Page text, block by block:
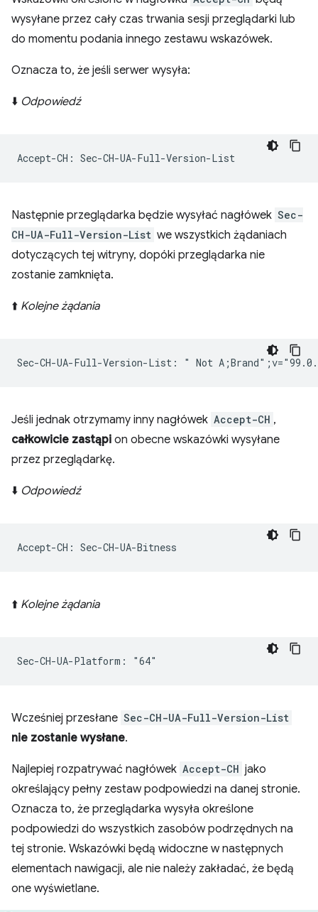
wysyłane przez cały czas trwania sesji przeglądarki lub
do momentu podania innego zestawu wskazówek.
Oznacza to, że jeśli serwer wysyła:
⬇️ Odpowiedź
Następnie przeglądarka będzie wysyłać nagłówek Sec-
CH-UA-Full-Version-List we wszystkich żądaniach
dotyczących tej witryny, dopóki przeglądarka nie
zostanie zamknięta.
⬆️ Kolejne żądania
Jeśli jednak otrzymamy inny nagłówek Accept-CH ,
całkowicie zastąpi on obecne wskazówki wysyłane
przez przeglądarkę.
⬇️ Odpowiedź
⬆️ Kolejne żądania
Wcześniej przesłane Sec-CH-UA-Full-Version-List
nie zostanie wysłane.
Najlepiej rozpatrywać nagłówek Accept-CH jako
określający pełny zestaw podpowiedzi na danej stronie.
Oznacza to, że przeglądarka wysyła określone
podpowiedzi do wszystkich zasobów podrzędnych na
tej stronie. Wskazówki będą widoczne w następnych
elementach nawigacji, ale nie należy zakładać, że będą
one wyświetlane.